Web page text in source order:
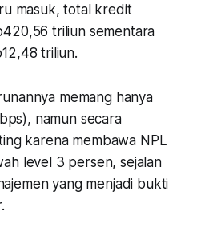
masuk, total kredit
triliun sementara
triliun.
memang hanya
namun secara
karena membawa NPL
level 3 persen, sejalan
yang menjadi bukti